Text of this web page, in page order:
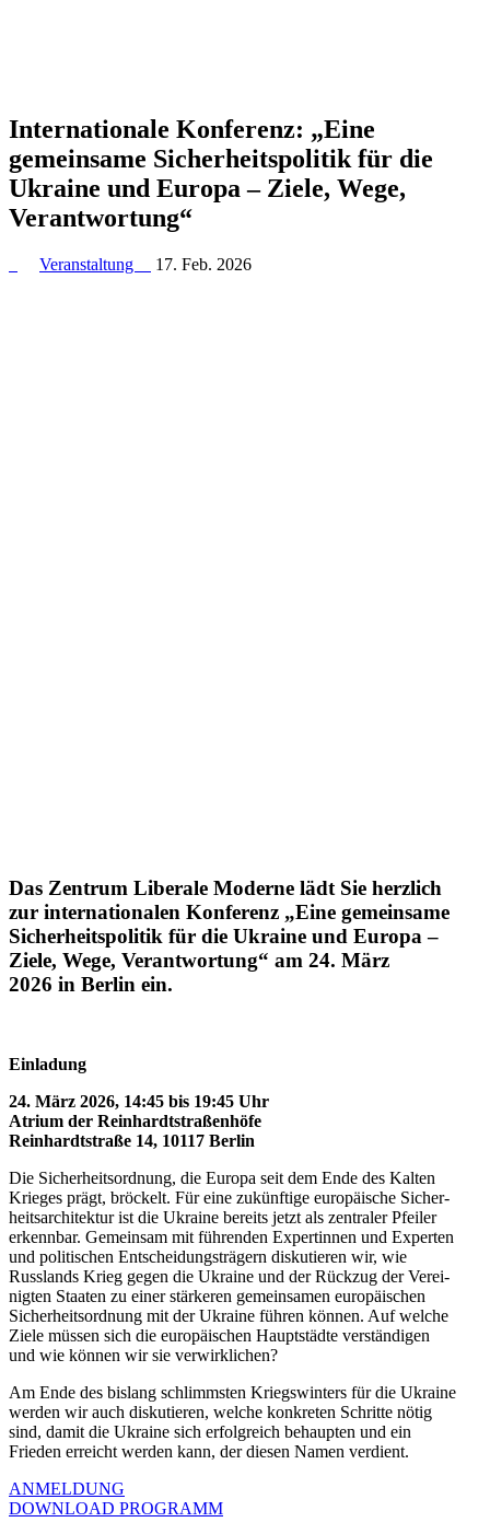
Inter­na­tionale Konferenz: „Eine
gemeinsame Sicher­heits­po­litik für die
Ukraine und Europa – Ziele, Wege,
Verantwortung“
Veranstaltung 17. Feb. 2026
Das Zentrum Liberale Moderne lädt Sie herzlich
zur inter­na­tio­nalen Konferenz „Eine gemeinsame
Sicher­heits­po­litik für die Ukraine und Europa –
Ziele, Wege, Verant­wortung“ am 24. März
2026 in Berlin ein.
Einladung
24. März 2026, 14:45 bis 19:45 Uhr
Atrium der Reinhardtstraßenhöfe
Reinhardt­straße 14, 10117 Berlin
Die Sicher­heits­ordnung, die Europa seit dem Ende des Kalten
Krieges prägt, bröckelt. Für eine zukünftige europäische Sicher­
heits­ar­chi­tektur ist die Ukraine bereits jetzt als zentraler Pfeiler
erkennbar. Gemeinsam mit führenden Exper­tinnen und Experten
und politi­schen Entschei­dungs­trägern disku­tieren wir, wie
Russlands Krieg gegen die Ukraine und der Rückzug der Verei­
nigten Staaten zu einer stärkeren gemein­samen europäi­schen
Sicher­heits­ordnung mit der Ukraine führen können. Auf welche
Ziele müssen sich die europäi­schen Haupt­städte verstän­digen
und wie können wir sie verwirklichen?
Am Ende des bislang schlimmsten Kriegs­winters für die Ukraine
werden wir auch disku­tieren, welche konkreten Schritte nötig
sind, damit die Ukraine sich erfolg­reich behaupten und ein
Frieden erreicht werden kann, der diesen Namen verdient.
ANMELDUNG
DOWNLOAD PROGRAMM